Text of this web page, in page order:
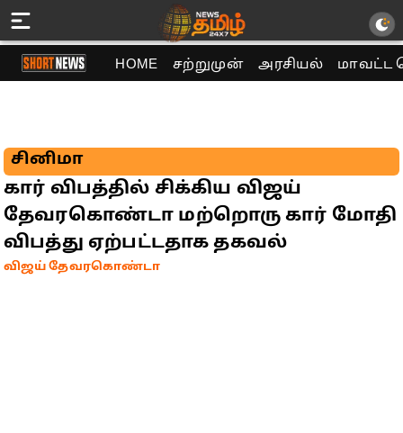
HOME சற்றுமுன் அரசியல் மாவட்ட
சினிமா
கார் விபத்தில் சிக்கிய விஜய்
தேவரகொண்டா மற்றொரு கார் மோதி
விபத்து ஏற்பட்டதாக தகவல்
விஜய் தேவரகொண்டா